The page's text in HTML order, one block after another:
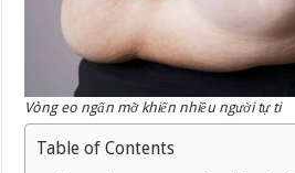
Vòng eo ngấn mỡ khiến nhiều người tự ti
Table of Contents